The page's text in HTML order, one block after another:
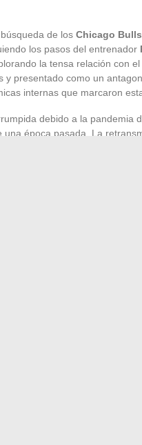
de los Chicago Bulls
los pasos del entrenador
la tensa relación con
y presentado como un
internas que marcaron
debido a la pandemia
una época pasada. La